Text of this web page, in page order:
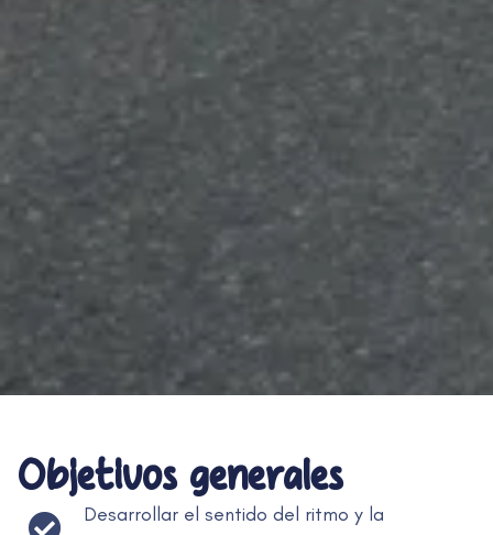
Objetivos generales
Desarrollar el sentido del ritmo y la